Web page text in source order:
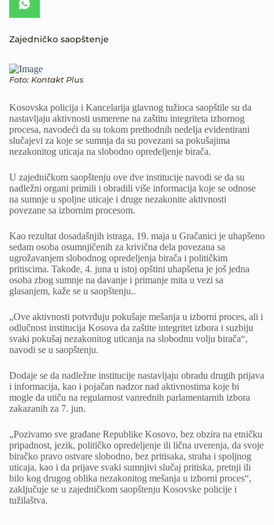
Zajedničko saopštenje
Foto: Kontakt Plus
Kosovska policija i Kancelarija glavnog tužioca saopštile su da
nastavljaju aktivnosti usmerene na zaštitu integriteta izbornog
procesa, navodeći da su tokom prethodnih nedelja evidentirani
slučajevi za koje se sumnja da su povezani sa pokušajima
nezakonitog uticaja na slobodno opredeljenje birača.
U zajedničkom saopštenju ove dve institucije navodi se da su
nadležni organi primili i obradili više informacija koje se odnose
na sumnje u spoljne uticaje i druge nezakonite aktivnosti
povezane sa izbornim procesom.
Kao rezultat dosadašnjih istraga, 19. maja u Gračanici je uhapšeno
sedam osoba osumnjičenih za krivična dela povezana sa
ugrožavanjem slobodnog opredeljenja birača i političkim
pritiscima. Takođe, 4. juna u istoj opštini uhapšena je još jedna
osoba zbog sumnje na davanje i primanje mita u vezi sa
glasanjem, kaže se u saopštenju..
„Ove aktivnosti potvrđuju pokušaje mešanja u izborni proces, ali i
odlučnost institucija Kosova da zaštite integritet izbora i suzbiju
svaki pokušaj nezakonitog uticanja na slobodnu volju birača“,
navodi se u saopštenju.
Dodaje se da nadležne institucije nastavljaju obradu drugih prijava
i informacija, kao i pojačan nadzor nad aktivnostima koje bi
mogle da utiču na regularnost vanrednih parlamentarnih izbora
zakazanih za 7. jun.
„Pozivamo sve građane Republike Kosovo, bez obzira na etničku
pripadnost, jezik, političko opredeljenje ili lična uverenja, da svoje
biračko pravo ostvare slobodno, bez pritisaka, straha i spoljnog
uticaja, kao i da prijave svaki sumnjivi slučaj pritiska, pretnji ili
bilo kog drugog oblika nezakonitog mešanja u izborni proces“,
zaključuje se u zajedničkom saopštenju Kosovske policije i
tužilaštva.